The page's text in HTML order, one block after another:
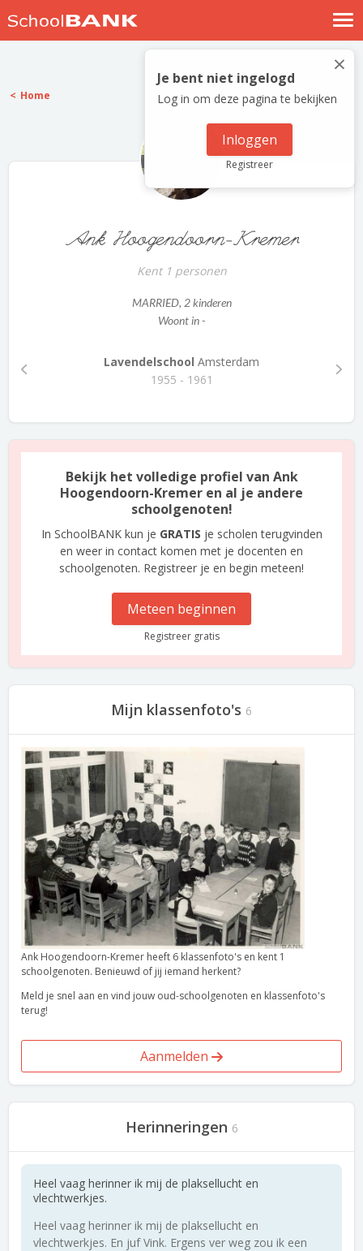
Nostalgische verhalen
Log in
Meld je gratis aan
×
Je bent niet ingelogd
Log in om deze pagina te bekijken
Inloggen
Registreer
Home
Ank Hoogendoorn-Kremer
Kent 1 personen
MARRIED, 2 kinderen
Woont in -
Lavendelschool Amsterdam
1955 - 1961
Bekijk het volledige profiel van Ank
Hoogendoorn-Kremer en al je andere
schoolgenoten!
In SchoolBANK kun je GRATIS je scholen terugvinden
en weer in contact komen met je docenten en
schoolgenoten. Registreer je en begin meteen!
Meteen beginnen
Registreer gratis
Mijn klassenfoto's 6
Ank Hoogendoorn-Kremer heeft 6 klassenfoto's en kent 1
schoolgenoten. Benieuwd of jij iemand herkent?
Meld je snel aan en vind jouw oud-schoolgenoten en klassenfoto's
terug!
Aanmelden
Herinneringen 6
Heel vaag herinner ik mij de plaksellucht en
vlechtwerkjes.
Heel vaag herinner ik mij de plaksellucht en
vlechtwerkjes. En juf Vink. Ergens ver weg zou ik een